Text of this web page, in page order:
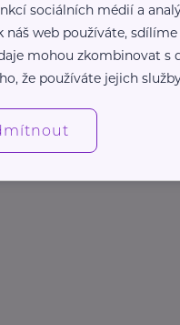
sociálních médií a
náš web používáte,
mohou zkombinovat
že používáte jejich